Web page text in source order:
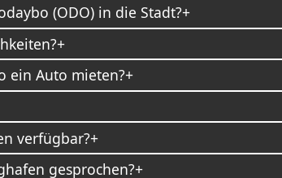
(ODO) in die Stadt?
ein Auto mieten?
verfügbar?
gesprochen?